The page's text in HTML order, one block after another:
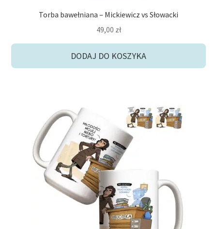
Torba bawełniana – Mickiewicz vs Słowacki
49,00 zł
DODAJ DO KOSZYKA